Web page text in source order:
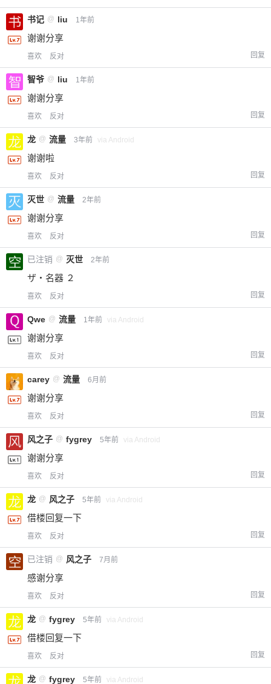
书记 @ liu 1年前
谢谢分享
喜欢 反对 回复
智爷 @ liu 1年前
谢谢分享
喜欢 反对 回复
龙 @ 流量 3年前 via Android
谢谢啦
喜欢 反对 回复
灭世 @ 流量 2年前
谢谢分享
喜欢 反对 回复
已注销 @ 灭世 2年前
ザ・名器 ２
喜欢 反对 回复
Qwe @ 流量 1年前 via Android
谢谢分享
喜欢 反对 回复
carey @ 流量 6月前
谢谢分享
喜欢 反对 回复
风之子 @ fygrey 5年前 via Android
谢谢分享
喜欢 反对 回复
龙 @ 风之子 5年前 via Android
借楼回复一下
喜欢 反对 回复
已注销 @ 风之子 7月前
感谢分享
喜欢 反对 回复
龙 @ fygrey 5年前 via Android
借楼回复一下
喜欢 反对 回复
龙 @ fygrey 5年前 via Android